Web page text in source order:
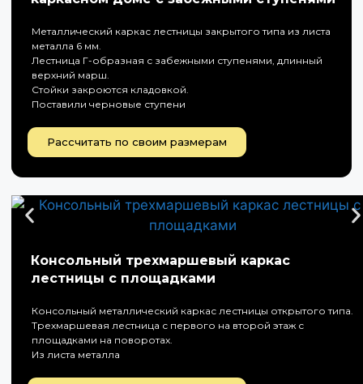
Металлический каркас лестницы закрытого типа из листа
металла 6 мм.
Лестница Г-образная с забежными ступенями, длинный
верхний марш.
Стойки закроются кладовкой.
Поставили черновые ступени
Рассчитать по своим размерам
Консольный трехмаршевый каркас
лестницы с площадками
Консольный металлический каркас лестницы открытого типа.
Трехмаршевая лестница с первого на второй этаж с
площадками на поворотах.
Из листа металла